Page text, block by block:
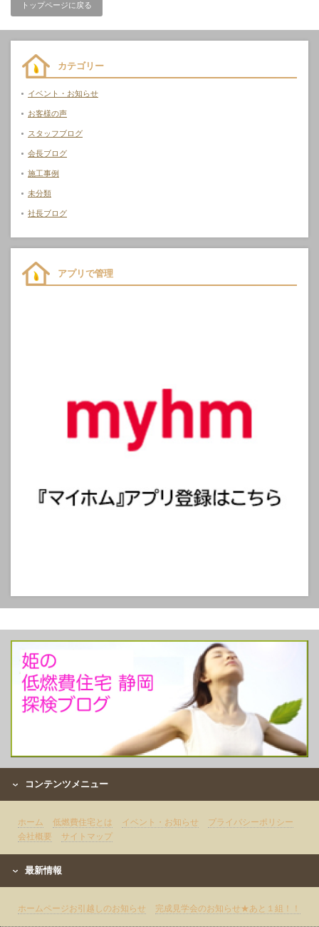
トップページに戻る
カテゴリー
イベント・お知らせ
お客様の声
スタッフブログ
会長ブログ
施工事例
未分類
社長ブログ
アプリで管理
コンテンツメニュー
ホーム 低燃費住宅とは イベント・お知らせ
プライバシーポリシー
会社概要
サイトマップ
最新情報
ホームページお引越しのお知らせ 完成見学会のお知らせ★あと１組！！